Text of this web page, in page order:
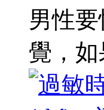
男性
覺，